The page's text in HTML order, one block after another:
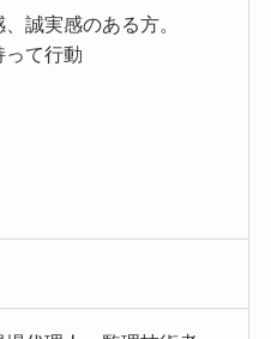
誠実感のある方。
って行動